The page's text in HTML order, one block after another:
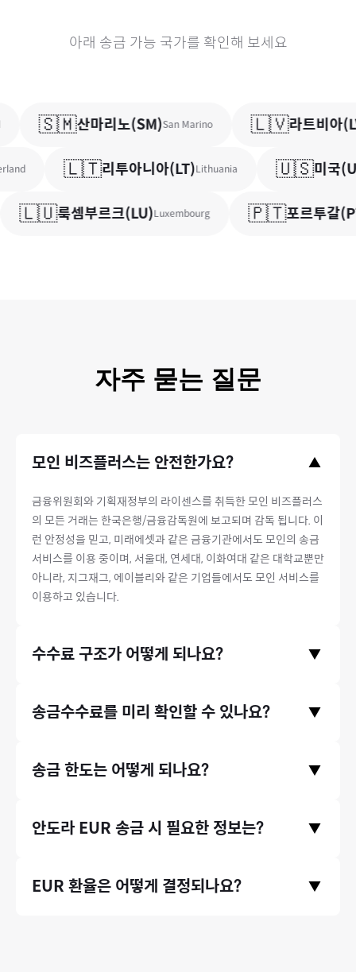
아래 송금 가능 국가를 확인해 보세요
🇸🇲산마리노(SM)San Marino 🇱🇻라트비아(LV
🇱🇹리투아니아(LT)Lithuania 🇺🇸미국(US
🇱🇺룩셈부르크(LU)Luxembourg 🇵🇹포르투갈(PT
자주 묻는 질문
모인 비즈플러스는 안전한가요? ▲
금융위원회와 기획재정부의 라이센스를 취득한 모인 비즈플러스
의 모든 거래는 한국은행/금융감독원에 보고되며 감독 됩니다. 이
런 안정성을 믿고, 미래에셋과 같은 금융기관에서도 모인의 송금
서비스를 이용 중이며, 서울대, 연세대, 이화여대 같은 대학교뿐만
아니라, 지그재그, 에이블리와 같은 기업들에서도 모인 서비스를
이용하고 있습니다.
수수료 구조가 어떻게 되나요? ▼
직 송금기관 수수료만 받고있습니다. 따라서 송금 시 발생하는 수
송금수수료를 미리 확인할 수 있나요? ▼
송금 국가와 원하시는 송금액을 입력하고 하단에 수수료 비교 영
있습니다.
송금 한도는 어떻게 되나요? ▼
액 없이 무제한으로 송금할 수 있습니다. (단, 태국 등 일부 국가의
안도라 EUR 송금 시 필요한 정보는? ▼
EUR 환율은 어떻게 결정되나요? ▼